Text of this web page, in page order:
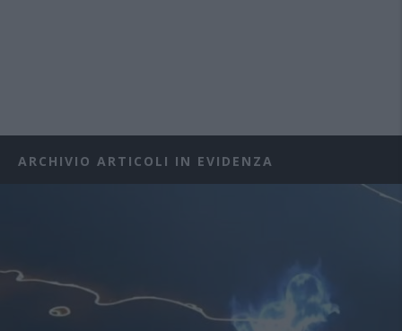
ARCHIVIO ARTICOLI IN EVIDENZA